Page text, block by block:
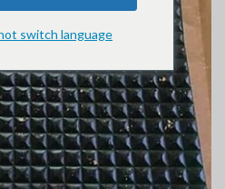
switch language